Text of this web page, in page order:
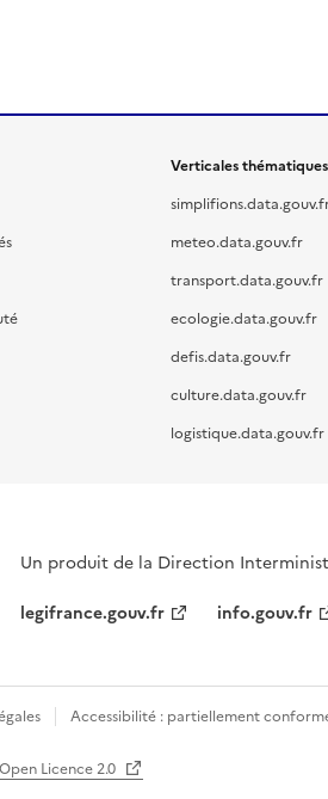
Verticales thématiques
meteo.data.gouv.fr
transport.data.gouv.fr
ecologie.data.gouv.fr
defis.data.gouv.fr
culture.data.gouv.fr
logistique.data.gouv.fr
Un produit de la Direction
legifrance.gouv.fr
info.gouv.fr
Accessibilité : partiellement
Open Licence 2.0